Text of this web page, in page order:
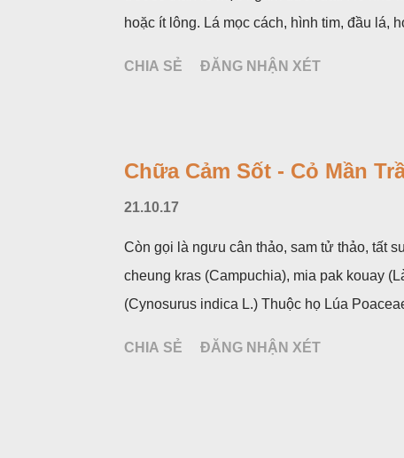
hoặc ít lông. Lá mọc cách, hình tim, đầu lá,
CHIA SẺ ĐĂNG NHẬN XÉT
Chữa Cảm Sốt - Cỏ Mần
21.10.17
Còn gọi là ngưu cân thảo, sam tử thảo, tất
cheung kras (Campuchia), mia pak kouay
(Cynosurus indica L.) Thuộc họ Lúa
CHIA SẺ ĐĂNG NHẬN XÉT